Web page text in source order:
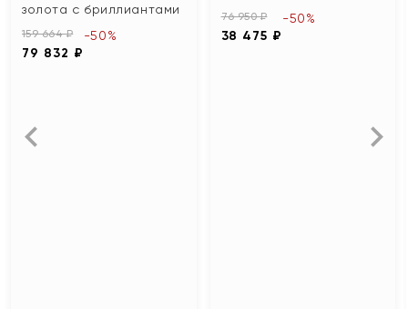
золота с бриллиантами
159 664 ₽
79 832 ₽
-50%
76 950 ₽
38 475 ₽
-50%